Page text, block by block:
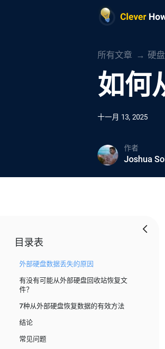
所有文章 硬
如何
十一月 13, 2025
作者
Joshua
目录表
外部硬盘数据丢失的原因
有没有可能从外部硬盘回收站恢复文
件？
7种从外部硬盘恢复数据的有效方法
结论
常见问题